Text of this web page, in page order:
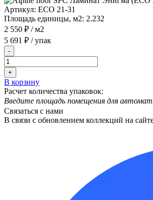
Артикул: ЕСО 21-31
Площадь единицы, м2: 2.232
2 550 ₽ / м2
5 691 ₽ / упак
-
+
В корзину
Расчет количества упаковок:
Введите площадь помещения для
Связаться с нами
В связи с обновлением коллекций на